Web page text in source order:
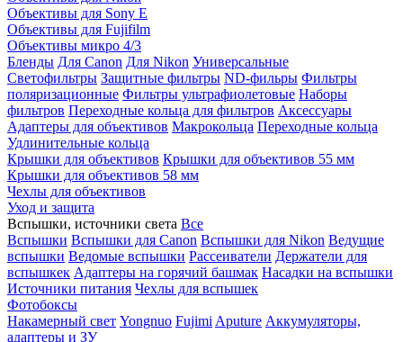
Объективы для Sony E
Объективы для Fujifilm
Объективы микро 4/3
Бленды Для Canon Для Nikon Универсальные
Светофильтры Защитные фильтры ND-фильры Фильтры
поляризационные Фильтры ультрафиолетовые Наборы
фильтров Переходные кольца для фильтров Аксессуары
Адаптеры для объективов Макрокольца Переходные кольца
Удлинительные кольца
Крышки для объективов Крышки для объективов 55 мм
Крышки для объективов 58 мм
Чехлы для объективов
Уход и защита
Вспышки, источники света Все
Вспышки Вспышки для Canon Вспышки для Nikon Ведущие
вспышки Ведомые вспышки Рассеиватели Держатели для
вспышкек Адаптеры на горячий башмак Насадки на вспышки
Источники питания Чехлы для вспышек
Фотобоксы
Накамерный свет Yongnuo Fujimi Aputure Аккумуляторы,
адаптеры и ЗУ